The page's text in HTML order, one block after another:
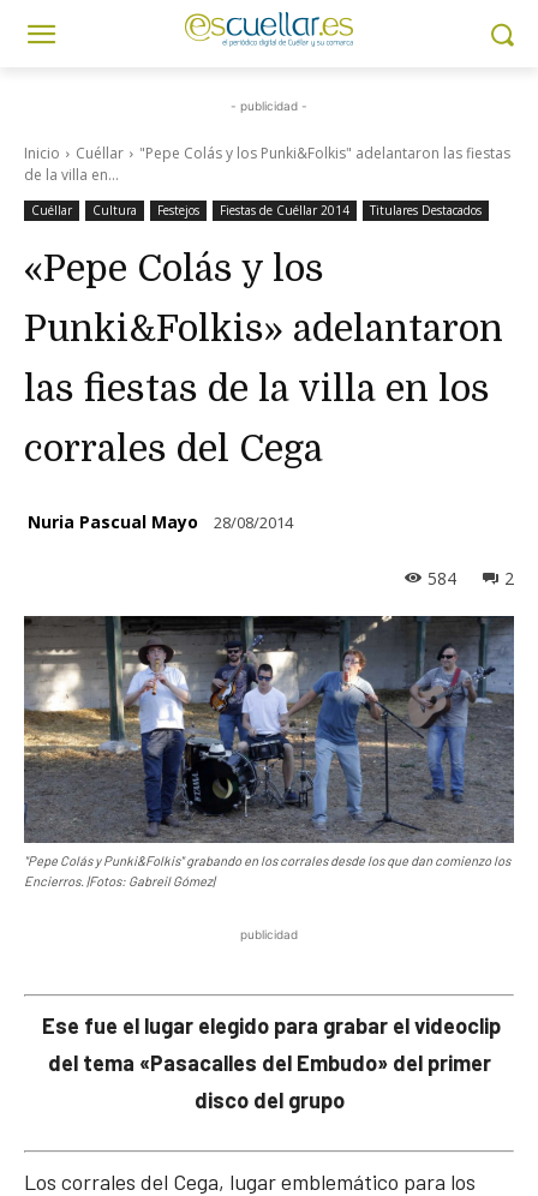
- publicidad -
Inicio Cuéllar
"Pepe Colás y los Punki&Folkis" adelantaron las fiestas
de la villa en...
Cuéllar Cultura Festejos Fiestas de Cuéllar 2014 Titulares Destacados
«Pepe Colás y los
Punki&Folkis» adelantaron
las fiestas de la villa en los
corrales del Cega
Nuria Pascual Mayo 28/08/2014
2
584
"Pepe Colás y Punki&Folkis" grabando en los corrales desde los que dan comienzo los
Encierros. |Fotos: Gabreil Gómez|
publicidad
Ese fue el lugar elegido para grabar el videoclip
del tema «Pasacalles del Embudo» del primer
disco del grupo
Los corrales del Cega, lugar emblemático para los